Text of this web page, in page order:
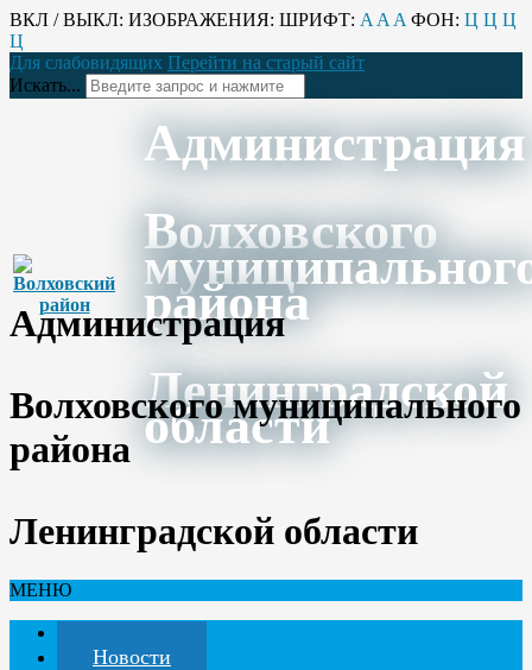
ВКЛ / ВЫКЛ: ИЗОБРАЖЕНИЯ: ШРИФТ: A A A ФОН: Ц Ц Ц
Ц
Для слабовидящих Перейти на старый сайт
Искать...
Администрация
Волховского
района
Ленинградской
области
Администрация
Волховского муниципального
района
Ленинградской области
МЕНЮ
Новости